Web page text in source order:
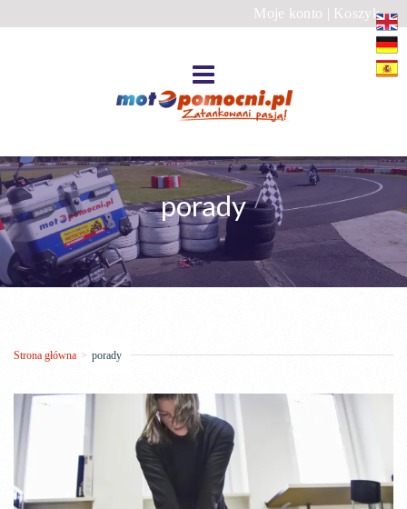
Moje konto | Koszyk
porady
Strona główna > porady